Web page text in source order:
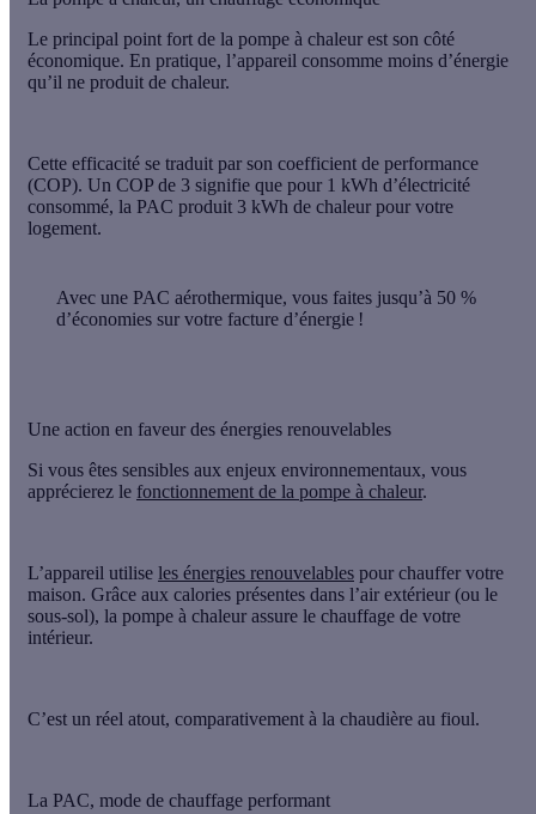
Le principal point fort de la pompe à chaleur est son côté
économique. En pratique, l’appareil consomme moins d’énergie
qu’il ne produit de chaleur.
Cette efficacité se traduit par son coefficient de performance
(COP). Un COP de 3 signifie que pour 1 kWh d’électricité
consommé, la PAC produit 3 kWh de chaleur pour votre
logement.
Avec une PAC aérothermique, vous faites jusqu’à 50 %
d’économies sur votre facture d’énergie !
Une action en faveur des énergies renouvelables
Si vous êtes sensibles aux enjeux environnementaux, vous
apprécierez le fonctionnement de la pompe à chaleur.
L’appareil utilise les énergies renouvelables pour chauffer votre
maison. Grâce aux calories présentes dans l’air extérieur (ou le
sous-sol), la pompe à chaleur assure le chauffage de votre
intérieur.
C’est un réel atout, comparativement à la chaudière au fioul.
La PAC, mode de chauffage performant